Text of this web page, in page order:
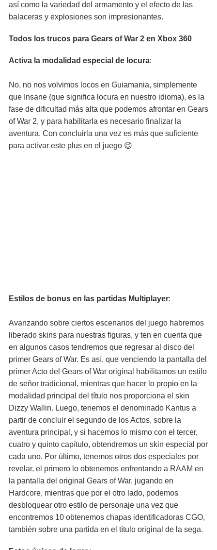
así como la variedad del armamento y el efecto de las
balaceras y explosiones son impresionantes.
Todos los trucos para Gears of War 2 en Xbox 360
Activa la modalidad especial de locura:
No, no nos volvimos locos en Guiamania, simplemente
que Insane (que significa locura en nuestro idioma), es la
fase de dificultad más alta que podemos afrontar en Gears
of War 2, y para habilitarla es necesario finalizar la
aventura. Con concluirla una vez es más que suficiente
para activar este plus en el juego 😉
Estilos de bonus en las partidas Multiplayer:
Avanzando sobre ciertos escenarios del juego habremos
liberado skins para nuestras figuras, y ten en cuenta que
en algunos casos tendremos que regresar al disco del
primer Gears of War. Es así, que venciendo la pantalla del
primer Acto del Gears of War original habilitamos un estilo
de señor tradicional, mientras que hacer lo propio en la
modalidad principal del título nos proporciona el skin
Dizzy Wallin. Luego, tenemos el denominado Kantus a
partir de concluir el segundo de los Actos, sobre la
aventura principal, y si hacemos lo mismo con el tercer,
cuatro y quinto capítulo, obtendremos un skin especial por
cada uno. Por último, tenemos otros dos especiales por
revelar, el primero lo obtenemos enfrentando a RAAM en
la pantalla del original Gears of War, jugando en
Hardcore, mientras que por el otro lado, podemos
desbloquear otro estilo de personaje una vez que
encontremos 10 obtenemos chapas identificadoras CGO,
también sobre una partida en el título original de la sega.